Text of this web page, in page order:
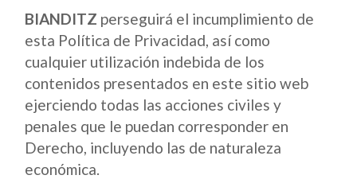
BIANDITZ perseguirá el incumplimiento de
esta Política de Privacidad, así como
cualquier utilización indebida de los
contenidos presentados en este sitio web
ejerciendo todas las acciones civiles y
penales que le puedan corresponder en
Derecho, incluyendo las de naturaleza
económica.